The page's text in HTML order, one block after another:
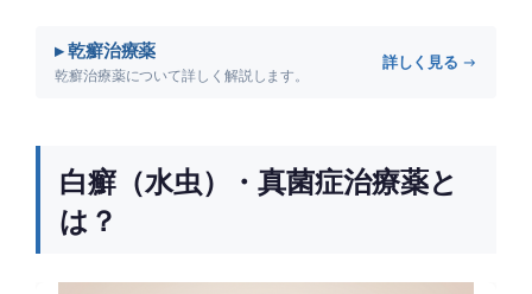
▸ 乾癬治療薬
乾癬治療薬について詳しく解説します。
詳しく見る →
白癬（水虫）・真菌症治療薬と
は？